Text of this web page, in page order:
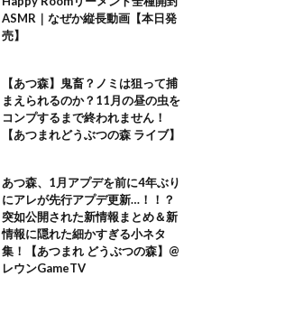
ASMR｜なぜか縦長動画【本日発
売】
【あつ森】鬼畜？ノミは狙って捕
まえられるのか？11月の昼の虫を
コンプするまで終われません！
【あつまれどうぶつの森 ライブ】
あつ森、1月アプデを前に4年ぶり
にアレが先行アプデ更新…！！？
突如公開された新情報まとめ＆新
情報に隠れた細かすぎる小ネタ
集！【あつまれ どうぶつの森】@
レウンGameTV